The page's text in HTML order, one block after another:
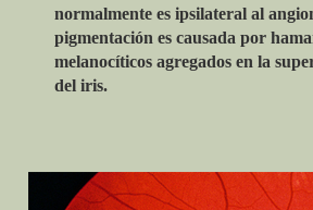
normalmente es ipsilateral al
pigmentación es causada por
melanocíticos agregados en la
del iris.